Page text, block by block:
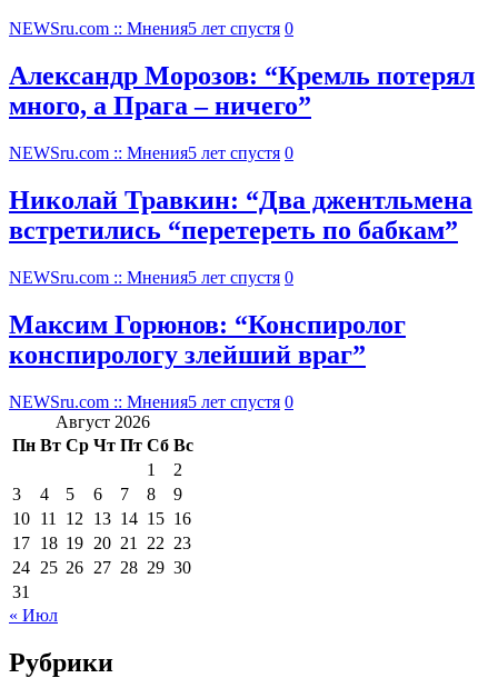
NEWSru.com :: Мнения5 лет спустя 0
Александр Морозов: “Кремль потерял
много, а Прага – ничего”
NEWSru.com :: Мнения5 лет спустя 0
Николай Травкин: “Два джентльмена
встретились “перетереть по бабкам”
NEWSru.com :: Мнения5 лет спустя 0
Максим Горюнов: “Конспиролог
конспирологу злейший враг”
NEWSru.com :: Мнения5 лет спустя 0
Август 2026
Пн Вт Ср Чт Пт Сб Вс
1
2
3
4 5 6 7 8
9
10 11 12 13 14 15 16
17 18 19 20 21 22 23
24 25 26 27 28 29 30
31
« Июл
Рубрики